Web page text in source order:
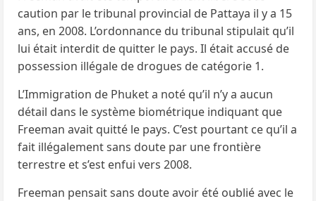
caution par le tribunal provincial de Pattaya il y a 15
ans, en 2008. L’ordonnance du tribunal stipulait qu’il
lui était interdit de quitter le pays. Il était accusé de
possession illégale de drogues de catégorie 1.
L’Immigration de Phuket a noté qu’il n’y a aucun
détail dans le système biométrique indiquant que
Freeman avait quitté le pays. C’est pourtant ce qu’il a
fait illégalement sans doute par une frontière
terrestre et s’est enfui vers 2008.
Freeman pensait sans doute avoir été oublié avec le